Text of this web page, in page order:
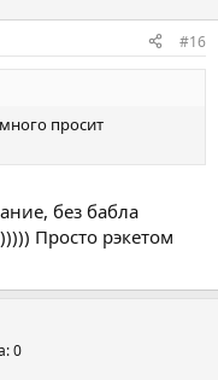
#16
просит
без бабла
Просто рэкетом
0